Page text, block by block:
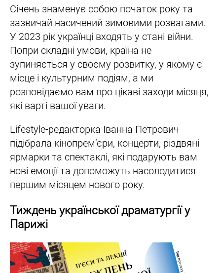
Січень знаменує собою початок року та
зазвичай насичений зимовими розвагами.
У 2023 рік українці входять у стані війни.
Попри складні умови, країна не
зупиняється у своєму розвитку, у якому є
місце і культурним подіям, а ми
розповідаємо вам про цікаві заходи місяця,
які варті вашої уваги.
Lifestyle-редакторка Іванна Петрович
підібрала кінопрем’єри, концерти, різдвяні
ярмарки та спектаклі, які подарують вам
нові емоції та допоможуть насолодитися
першим місяцем нового року.
Тиждень української драматургії у
Парижі